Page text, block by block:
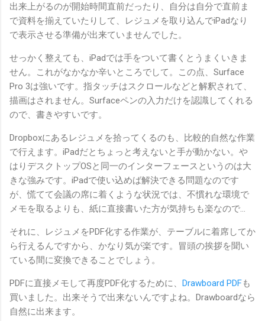
出来上がるのが開始時間直前だったり、自分は自分で直前ま
で資料を揃えていたりして、レジュメを取り込んでiPadなり
で表示させる準備が出来ていませんでした。
せっかく整えても、iPadでは手をついて書くとうまくいきま
せん。これがなかなか辛いところでして。この点、Surface
Pro 3は強いです。指タッチはスクロールなどと解釈されて、
描画はされません。Surfaceペンの入力だけを認識してくれる
ので、書きやすいです。
Dropboxにあるレジュメを拾ってくるのも、比較的自然な作業
で行えます。iPadだとちょっと考えないと手が動かない。や
はりデスクトップOSと同一のインターフェースというのは大
きな強みです。iPadで使い込めば解決できる問題なのです
が、慌てて会議の席に着くような状況では、不慣れな環境で
メモを取るよりも、紙に直接書いた方が気持ちも楽なので…
それに、レジュメをPDF化する作業が、テーブルに着席してか
ら行えるんですから、かなり気が楽です。冒頭の挨拶を聞い
ている間に変換できることでしょう。
PDFに直接メモして再度PDF化するために、 Drawboard PDFも
買いました。出来そうで出来ないんですよね。Drawboardなら
自然に出来ます。